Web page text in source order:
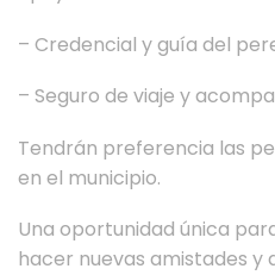
– ⁠Credencial y guía del
– ⁠Seguro de viaje y
Tendrán preferencia las
en el municipio.
Una oportunidad única
hacer nuevas amistades y